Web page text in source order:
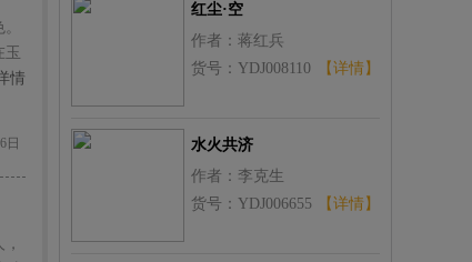
玉
情
日
红尘·空
作者：蒋红兵
货号：YDJ008110
【详情】
水火共济
作者：李克生
货号：YDJ006655
【详情】